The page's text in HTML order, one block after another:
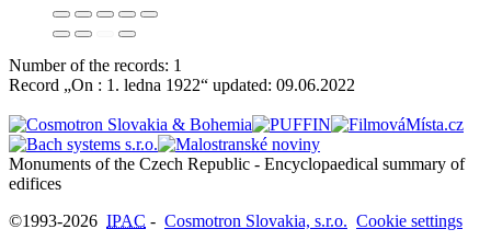
Number of the records: 1
Record „On : 1. ledna 1922“ updated: 09.06.2022
Monuments of the Czech Republic - Encyclopaedical summary of
©1993-2026 IPAC - Cosmotron Slovakia, s.r.o. Cookie settings